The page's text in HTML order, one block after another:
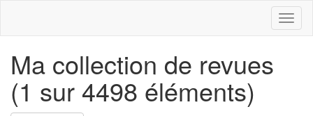
Ma collection de revues
(1 sur 4498 éléments)